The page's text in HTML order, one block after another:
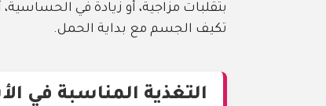
بتقلبات مزاجية، أو زيادة في
تكيف الجسم مع بداية الحمل.
التغذية المناسبة في